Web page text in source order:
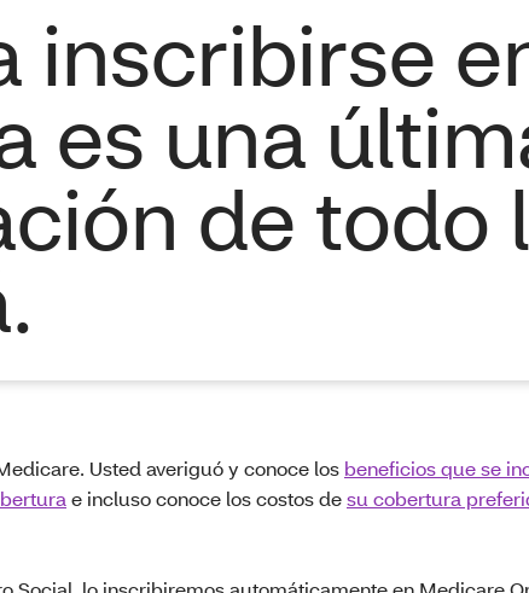
inscribirse
es una
de todo
Usted averiguó y conoce los beneficios que se
e incluso conoce los costos desu cobertura